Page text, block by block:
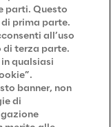
parti. Questo
prima parte.
all’uso
di terza parte.
qualsiasi
banner, non
di